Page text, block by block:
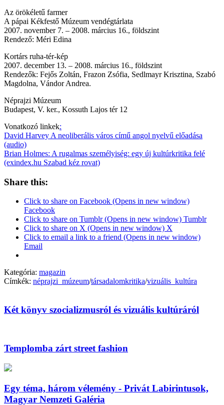
Az örökéletű farmer
A pápai Kékfestő Múzeum vendégtárlata
2007. november 7. – 2008. március 16., földszint
Rendező: Méri Edina
Kortárs ruha-tér-kép
2007. december 13. – 2008. március 16., földszint
Rendezők: Fejős Zoltán, Frazon Zsófia, Sedlmayr Krisztina, Szabó
Magdolna, Vándor Andrea.
Néprajzi Múzeum
Budapest, V. ker., Kossuth Lajos tér 12
Vonatkozó linkek:
David Harvey A neoliberális város című angol nyelvű előadása
(audio)
Brian Holmes: A rugalmas személyiség: egy új kultúrkritika felé
(exindex.hu Szabad kéz rovat)
Share this:
Click to share on Facebook (Opens in new window)
Facebook
Click to share on Tumblr (Opens in new window) Tumblr
Click to share on X (Opens in new window) X
Click to email a link to a friend (Opens in new window)
Email
Kategória: magazin
Címkék: néprajzi_múzeum/társadalomkritika/vizuális_kultúra
Két könyv szocializmusról és vizuális kultúráról
Templomba zárt street fashion
Egy téma, három vélemény - Privát Labirintusok,
Magyar Nemzeti Galéria